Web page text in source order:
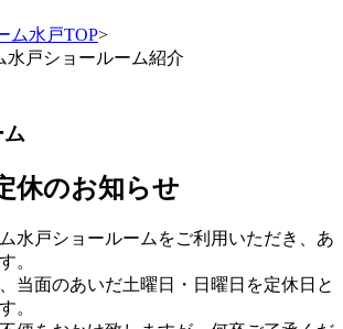
ム水戸TOP>
水戸ショールーム紹介
休のお知らせ
水戸ショールームをご利用いただき、あ
。
当面のあいだ土曜日・日曜日を定休日と
。